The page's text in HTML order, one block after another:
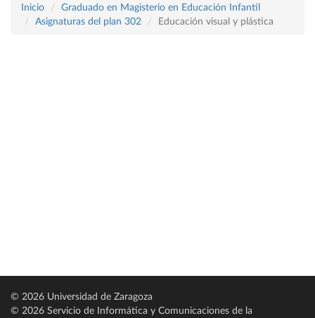
Inicio
Graduado en Magisterio en Educación Infantil
Asignaturas del plan 302
Educación visual y plástica
© 2026 Universidad de Zaragoza
© 2026 Servicio de Informática y Comunicaciones de la